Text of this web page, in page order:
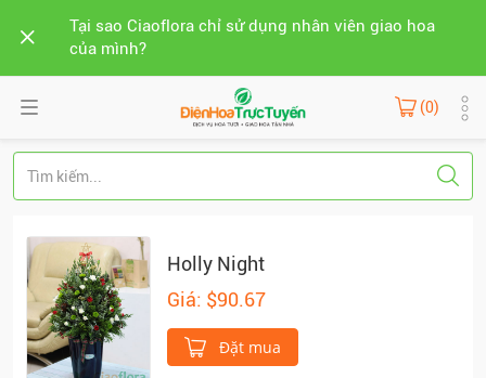
Tại sao Ciaoflora chỉ sử dụng nhân viên giao hoa
của mình?
(0)
Holly Night
Giá: $90.67
Đặt mua